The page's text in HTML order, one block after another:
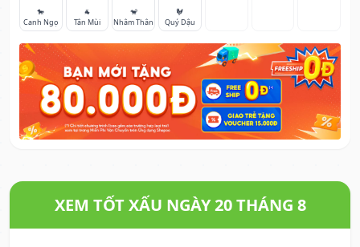
🐎
Canh Ngọ
🐐
Tân Mùi
🐒
Nhâm Thân
🐓
Quý Dậu
XEM TỐT XẤU NGÀY 20 THÁNG 8